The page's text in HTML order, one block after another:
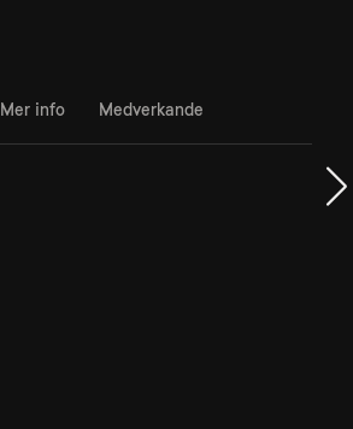
Mer info Medverkande